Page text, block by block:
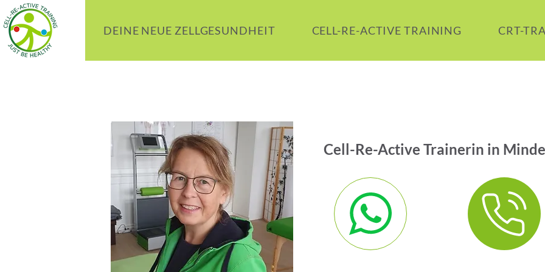
DEINE NEUE ZELLGESUNDHEIT CELL-RE-ACTIVE TRAINING CRT-
Cell-Re-Active Trainerin in